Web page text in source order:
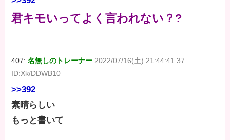
君キモいってよく言われない？?
407:名無しのトレーナー 2022/07/16(土) 21:44:41.37
ID:Xk/DDWB10
>>392
素晴らしい
もっと書いて